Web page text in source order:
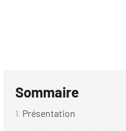
Sommaire
Présentation